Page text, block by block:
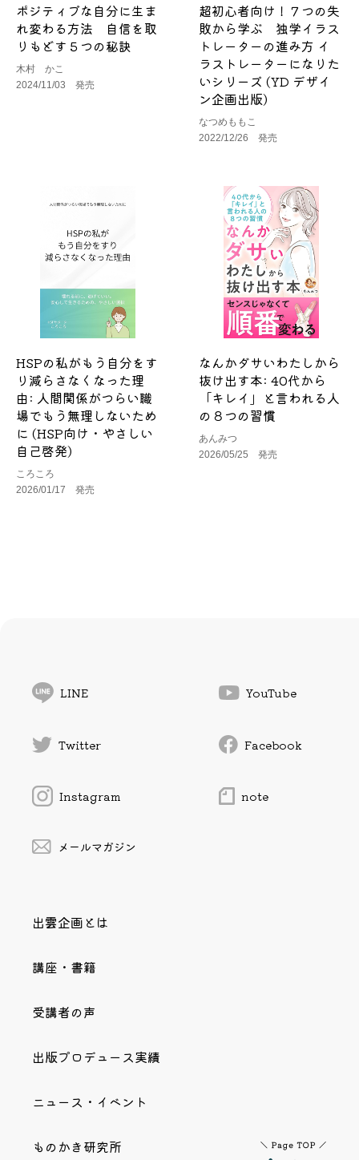
ポジティブな自分に生ま
れ変わる方法 自信を取
りもどす５つの秘訣
木村 かこ
2024/11/03 発売
超初心者向け！７つの失
敗から学ぶ 独学イラス
トレーターの進み方 イ
ラストレーターになりた
いシリーズ (YD デザイ
ン企画出版)
なつめももこ
2022/12/26 発売
HSPの私がもう自分をす
り減らさなくなった理
由: 人間関係がつらい職
場でもう無理しないため
に (HSP向け・やさしい
自己啓発)
ころころ
2026/01/17 発売
なんかダサいわたしから
抜け出す本: 40代から
「キレイ」と言われる人
の８つの習慣
あんみつ
2026/05/25 発売
LINE YouTube
Twitter Facebook
Instagram note
メールマガジン
出雲企画とは
講座・書籍
受講者の声
出版プロデュース実績
ニュース・イベント
ものかき研究所